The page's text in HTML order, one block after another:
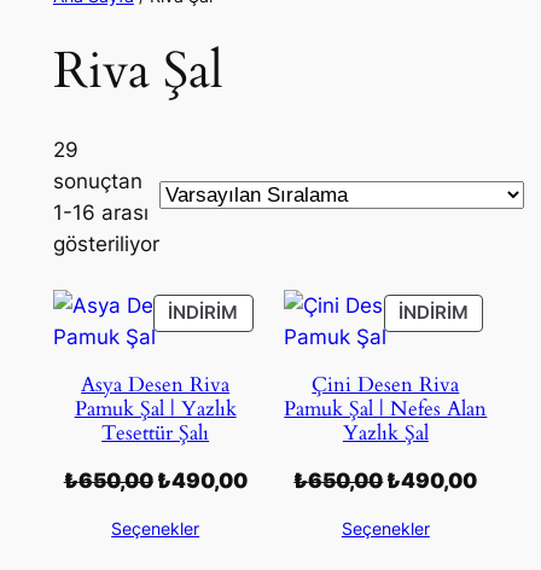
Riva Şal
29
sonuçtan
1-16 arası
gösteriliyor
İNDIRIM
İNDIRIMDEKI
ÜRÜN
Asya Desen Riva
Pamuk Şal | Yazlık
Tesettür Şalı
₺650,00 Orijinal
₺650,00.
₺490,00Şu
Seçenekler
İNDIRIM
ÜRÜN
Çini Desen Riva
Pamuk Şal | Nefes Alan
Yazlık Şal
₺650,00Orijinal
₺650,00.
₺490,00Şu
Seçenekler